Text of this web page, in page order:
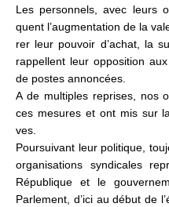
Les per­son­nels, avec leurs
quent l’aug­men­ta­tion de la
rer leur pou­voir d’achat, la
rap­pel­lent leur oppo­si­tion
de postes annon­cées.
A de mul­ti­ples repri­ses, nos
ces mesu­res et ont mis sur
ves.
Poursuivant leur poli­ti­que,
orga­ni­sa­tions syn­di­ca­les
République et le
Parlement, d’ici au début de